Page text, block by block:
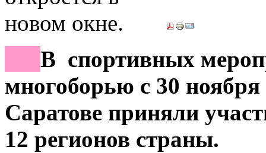
В спортивных
многоборью с 30 ноября
Саратове приняли
12 регионов страны.